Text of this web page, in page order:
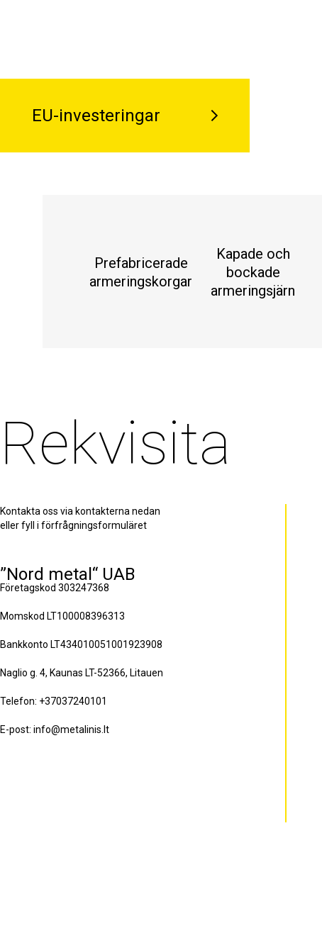
EU-investeringar
Prefabricerade
armeringskorgar
Kapade och
bockade
armeringsjärn
Rekvisita
Kontakta oss via kontakterna nedan
eller fyll i förfrågningsformuläret
”Nord metal“ UAB
Företagskod 303247368
Momskod LT100008396313
Bankkonto LT434010051001923908
Naglio g. 4, Kaunas LT-52366, Litauen
Telefon: +37037240101
E-post: info@metalinis.lt